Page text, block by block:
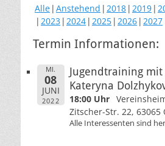
Alle Anstehend 2018 2019
2023 2024 2025 2026 2027
Termin Informationen:
MI.
08
JUNI
2022
Jugendtraining mit
Kateryna
18:00 Uhr
Zitscher-Str. 22, 63065
Alle Interessenten sind